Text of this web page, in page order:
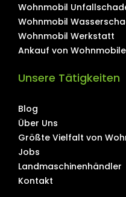
Wohnmobil
Wohnmobil
Wohnmobil Werkstatt
Ankauf von
Unsere Tätigkeiten
Blog
Über Uns
Größte Vielfalt von
Jobs
Landmaschinenhändler
Kontakt